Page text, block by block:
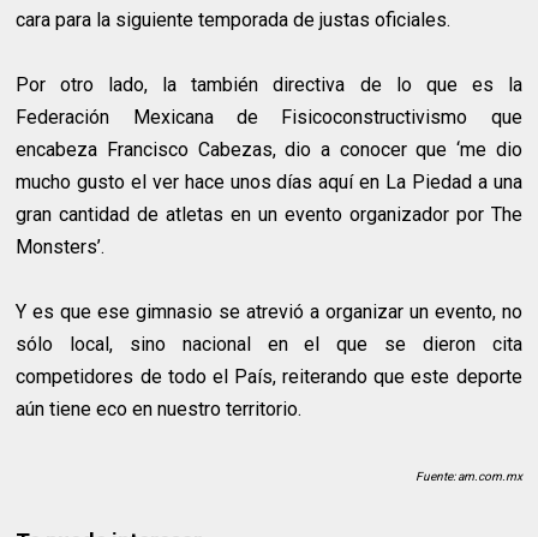
cara para la siguiente temporada de justas oficiales.
Por otro lado, la también directiva de lo que es la
Federación Mexicana de Fisicoconstructivismo que
encabeza Francisco Cabezas, dio a conocer que ‘me dio
mucho gusto el ver hace unos días aquí en La Piedad a una
gran cantidad de atletas en un evento organizador por The
Monsters’.
Y es que ese gimnasio se atrevió a organizar un evento, no
sólo local, sino nacional en el que se dieron cita
competidores de todo el País, reiterando que este deporte
aún tiene eco en nuestro territorio.
Fuente: am.com.mx